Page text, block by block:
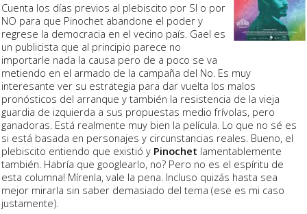
Cuenta los días previos al plebiscito por SI o por
NO para que Pinochet abandone el poder y
regrese la democracia en el vecino país. Gael es
un publicista que al principio parece no
importarle nada la causa pero de a poco se va
metiendo en el armado de la campaña del No. Es muy
interesante ver su estrategia para dar vuelta los malos
pronósticos del arranque y también la resistencia de la vieja
guardia de izquierda a sus propuestas medio frívolas, pero
ganadoras. Está realmente muy bien la película. Lo que no sé es
si está basada en personajes y circunstancias reales. Bueno, el
plebiscito entiendo que existió y Pinochet lamentablemente
también. Habría que googlearlo, no? Pero no es el espíritu de
esta columna! Mírenla, vale la pena. Incluso quizás hasta sea
mejor mirarla sin saber demasiado del tema (ese es mi caso
justamente).